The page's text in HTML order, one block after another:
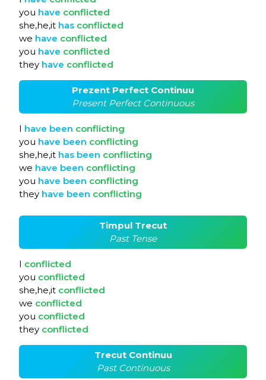
you have conflicted
she,he,it has conflicted
we have conflicted
you have conflicted
they have conflicted
Prezent Perfect Continuu
Present Perfect Continuous
I have been conflicting
you have been conflicting
she,he,it has been conflicting
we have been conflicting
you have been conflicting
they have been conflicting
Timpul Trecut
Past Tense
I conflicted
you conflicted
she,he,it conflicted
we conflicted
you conflicted
they conflicted
Trecut Continuu
Past Continuous